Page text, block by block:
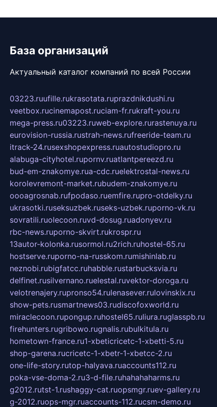
База организаций
Актуальный каталог компаний по всей России
03223.ruufille.rukrasotata.ruprazdnikdushi.ru
veetbox.rucinemapost.ruciam-fr.rukraft-you.ru
mega-press.ru03223.ruweb-explore.rurastenuya.ru
eurovision-russia.rustrah-news.rufreeride-team.ru
itrack-24.rusexshopexpress.ruautostudiopro.ru
alabuga-cityhotel.rupornv.ruatlantpereezd.ru
bud-em-znakomye.rua-cdc.ruelektrostal-news.ru
korolevremont-market.rubudem-znakomye.ru
oooagrosnab.rufpodaso.ruemfire.rupro-otdelky.ru
ukrasotki.ruseksuzbek.ruseks-uzbek.ruporno-vk.ru
sovratili.ruolecoon.ruvd-dosug.ruadonyev.ru
rbc-news.ruporno-skvirt.rukrospr.ru
13autor-kolonka.rusormol.ru2rich.ruhostel-65.ru
hostserve.ruporno-na-russkom.rumishinlab.ru
neznobi.rubigfatcc.ruhabble.rustarbucksvia.ru
delfinet.rusilvernano.ruelestal.ruvektor-doroga.ru
velotrenajery.rupronso54.rulenasever.rulovinskix.ru
show-pets.rusmartnews03.rudiscofoxworld.ru
miraclecoon.rupongup.ruhostel65.ruliura.ruglasspb.ru
firehunters.rugribowo.rugnalis.rubulkitula.ru
hometown-france.ru1-xbeticricetc-1-xbetti-5.ru
shop-garena.rucricetc-1-xbetr-1-xbetcc-2.ru
one-life-story.rutop-halyava.ruaccounts112.ru
poka-vse-doma-2.ru3-d-file.ruhahahaharms.ru
g2012.rutst-1.rushaggy-cat.ruopsmgr.ruev-gallery.ru
g-2012.ruops-mgr.ruaccounts-112.rucsm-demo.ru